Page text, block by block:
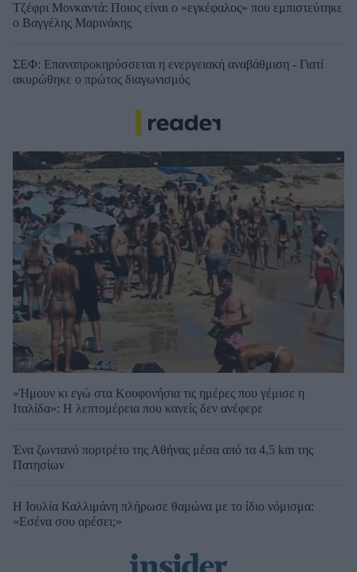
Τζέφρι Μονκαντά: Ποιος είναι ο «εγκέφαλος» που εμπιστεύτηκε
ο Βαγγέλης Μαρινάκης
ΣΕΦ: Επαναπροκηρύσσεται η ενεργειακή αναβάθμιση - Γιατί
ακυρώθηκε ο πρώτος διαγωνισμός
«Ήμουν κι εγώ στα Κουφονήσια τις ημέρες που γέμισε η
Ιταλίδα»: Η λεπτομέρεια που κανείς δεν ανέφερε
Ένα ζωντανό πορτρέτο της Αθήνας μέσα από τα 4,5 km της
Πατησίων
Η Ιουλία Καλλιμάνη πλήρωσε θαμώνα με το ίδιο νόμισμα:
«Εσένα σου αρέσει;»